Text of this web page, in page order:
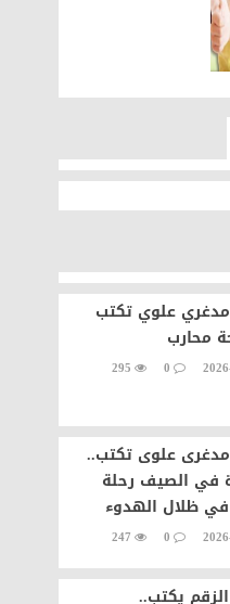
علوي تكتب
محارب
0
295
علوى تكتب..
في الصيف رحلة
ظلال الهدوء
0
247
يكتب..